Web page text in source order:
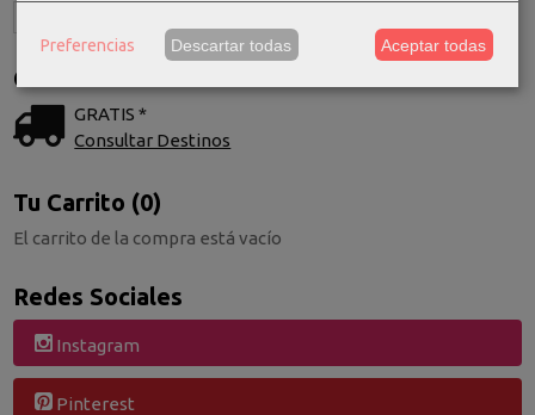
Costes de Envío
GRATIS *
Consultar Destinos
Tu Carrito (0)
El carrito de la compra está vacío
Redes Sociales
Instagram
Pinterest
Preferencias Descartar todas Aceptar todas